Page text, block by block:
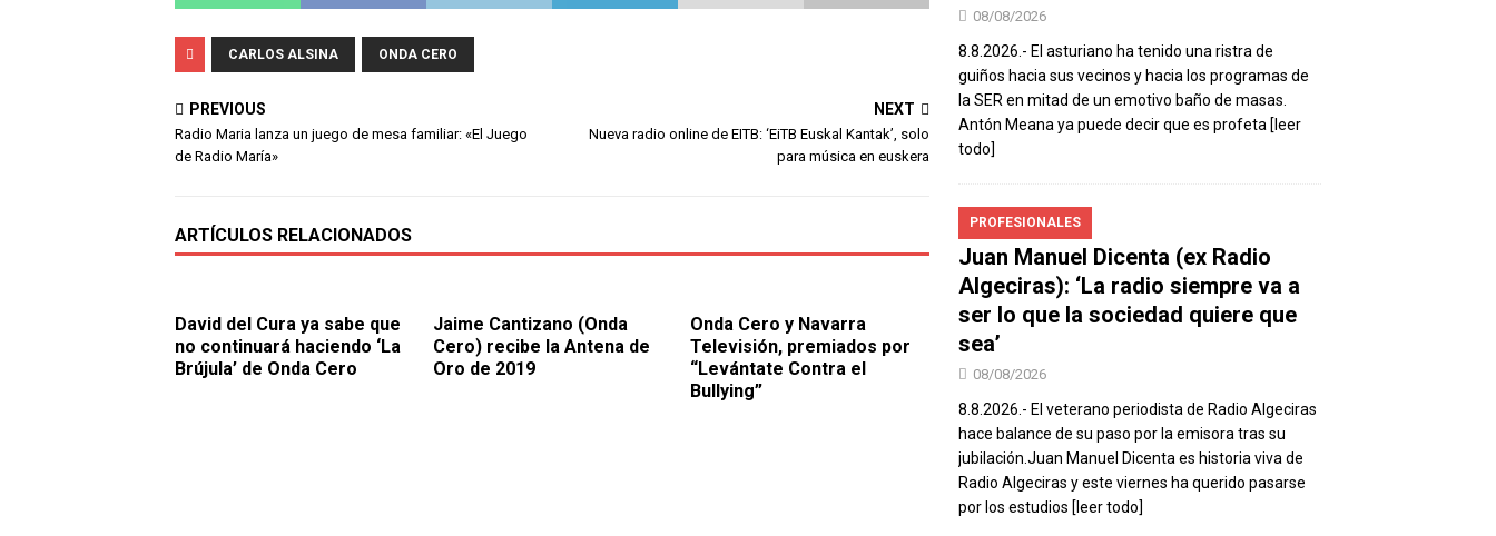
CARLOS ALSINA ONDA CERO
PREVIOUS
Radio Maria lanza un juego de mesa familiar: «El Juego
de Radio María»
NEXT
Nueva radio online de EITB: ‘EiTB Euskal Kantak’, solo
para música en euskera
ARTÍCULOS RELACIONADOS
David del Cura ya sabe que
no continuará haciendo ‘La
Brújula’ de Onda Cero
Jaime Cantizano (Onda
Cero) recibe la Antena de
Oro de 2019
Onda Cero y Navarra
Televisión, premiados por
“Levántate Contra el
Bullying”
08/08/2026
8.8.2026.- El asturiano ha tenido una ristra de
guiños hacia sus vecinos y hacia los programas de
la SER en mitad de un emotivo baño de masas.
Antón Meana ya puede decir que es profeta [leer
todo]
PROFESIONALES
Juan Manuel Dicenta (ex Radio
Algeciras): ‘La radio siempre va a
ser lo que la sociedad quiere que
sea’
08/08/2026
8.8.2026.- El veterano periodista de Radio Algeciras
hace balance de su paso por la emisora tras su
jubilación.Juan Manuel Dicenta es historia viva de
Radio Algeciras y este viernes ha querido pasarse
por los estudios [leer todo]